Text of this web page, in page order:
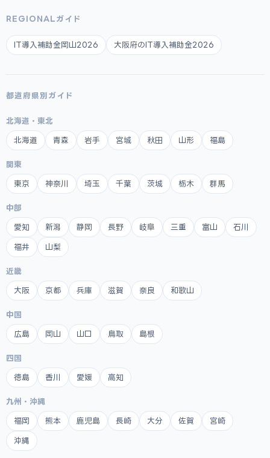
REGIONALガイド
IT導入補助金岡山2026 大阪府のIT導入補助金2026
都道府県別ガイド
北海道・東北
北海道 青森 岩手 宮城 秋田 山形 福島
関東
東京 神奈川 埼玉 千葉 茨城 栃木 群馬
中部
愛知 新潟 静岡 長野 岐阜 三重 富山 石川
福井 山梨
近畿
大阪 京都 兵庫 滋賀 奈良 和歌山
中国
広島 岡山 山口 鳥取 島根
四国
徳島 香川 愛媛 高知
九州・沖縄
福岡 熊本 鹿児島 長崎 大分 佐賀 宮崎
沖縄